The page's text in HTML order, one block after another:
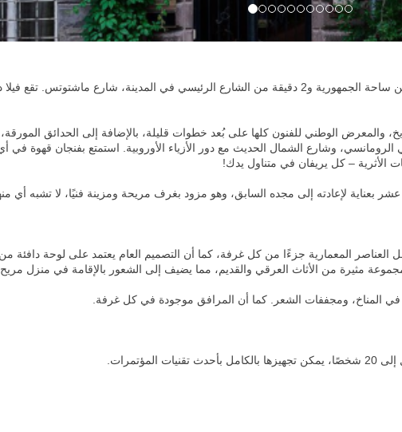
تقع فيلا ديلندا في قلب المنطقة التاريخية في يريفان، على بُعد 4 دقائق فقط من ساحة الجمهورية و2 دقيقة من الشارع الرئيسي في
والمعرض الوطني للفنون كلها على بُعد خطوات قليلة، بالإضافة إلى الحدائق المورقة،
وشارع الشمال الحديث مع دور الأزياء الأوروبية. استمتع بفنجان قهوة في
الأثرية – كل يريفان في متناول يدك!
عشر بعناية لإعادته إلى مجده السابق، وهو مزود بغرف مريحة ومزينة فنيًا، لا تشبه أي
المعمارية جزءًا من كل غرفة، كما أن التصميم العام يعتمد على لوحة دافئة
مثيرة من الأثاث العرقي والقديم، مما يضيف إلى الشعور بالإقامة في منزل
في المناخ، ومجففات الشعر. كما أن المرافق موجودة في كل غرفة.